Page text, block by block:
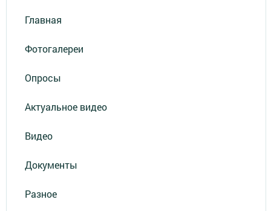
Главная
Фотогалереи
Опросы
Актуальное видео
Видео
Документы
Разное